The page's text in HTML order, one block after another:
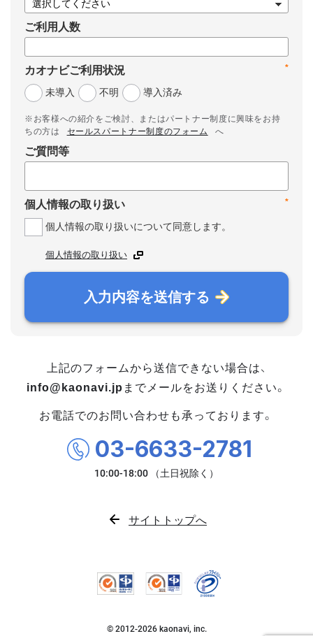
ご利用人数
*
カオナビご利用状況
未導入
不明 導入済み
※お客様への紹介をご検討、またはパートナー制度に興味をお持
ちの方は
セールスパートナー制度のフォーム へ
ご質問等
*
個人情報の取り扱い
個人情報の取り扱いについて同意します。
個人情報の取り扱い
入力内容を送信する
上記のフォームから送信できない場合は、
info@kaonavi.jp までメールをお送りください。
お電話でのお問い合わせも承っております。
03-6633-2781
サイトトップへ
© 2012-2026kaonavi, inc.